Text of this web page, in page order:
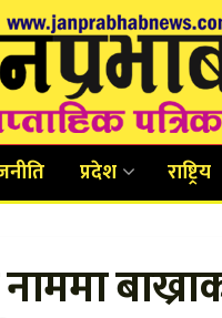
प्रदेश राष्ट्रिय